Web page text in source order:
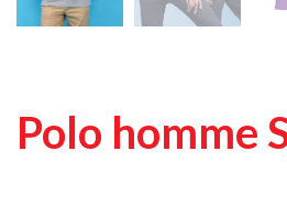
Polo homme